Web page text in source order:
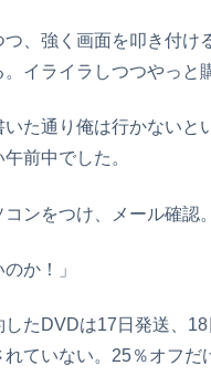
つ、強く画面を叩き付け
イライラしつつやっと
いた通り俺は行かない
前中でした。
ンをつけ、メール確認。
か！」
したDVDは17日発送、
れていない。25％オフだ